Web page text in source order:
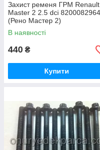
Захист ременя ГРМ Renault
Master 2 2.5 dci 8200082964
(Рено Мастер 2)
В наявності
440 ₴
Купити